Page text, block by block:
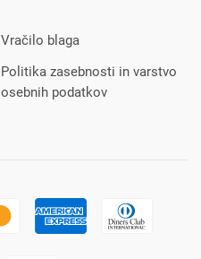
Vračilo blaga
Politika zasebnosti in varstvo
osebnih podatkov